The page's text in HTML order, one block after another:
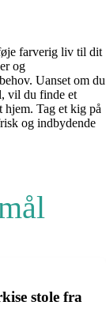
farverig liv til dit
og
Uanset om du
vil du finde et
Tag et kig på
og indbydende
stole fra